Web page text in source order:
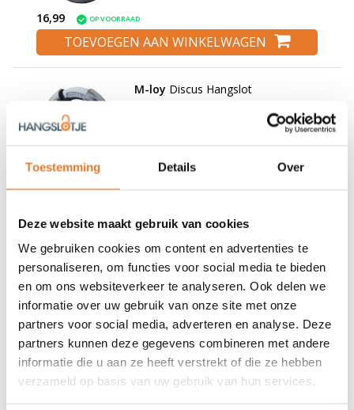
Toestemming Details Over
Deze website maakt gebruik van cookies
We gebruiken cookies om content en advertenties te
personaliseren, om functies voor social media te bieden
en om ons websiteverkeer te analyseren. Ook delen we
informatie over uw gebruik van onze site met onze
partners voor social media, adverteren en analyse. Deze
partners kunnen deze gegevens combineren met andere
informatie die u aan ze heeft verstrekt of die ze hebben
verzameld op basis van uw gebruik van hun services.
16,99 OP VOORRAAD
TOEVOEGEN AAN WINKELWAGEN
M-loy Discus Hangslot
16,95 OP VOORRAAD
Stahlex Discus Hangslot 90mm
(groot)
10,95
TOEVOEGEN AAN WINKELWAGEN